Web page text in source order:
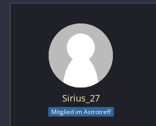
Sirius_27
Mitglied im Astrotreff